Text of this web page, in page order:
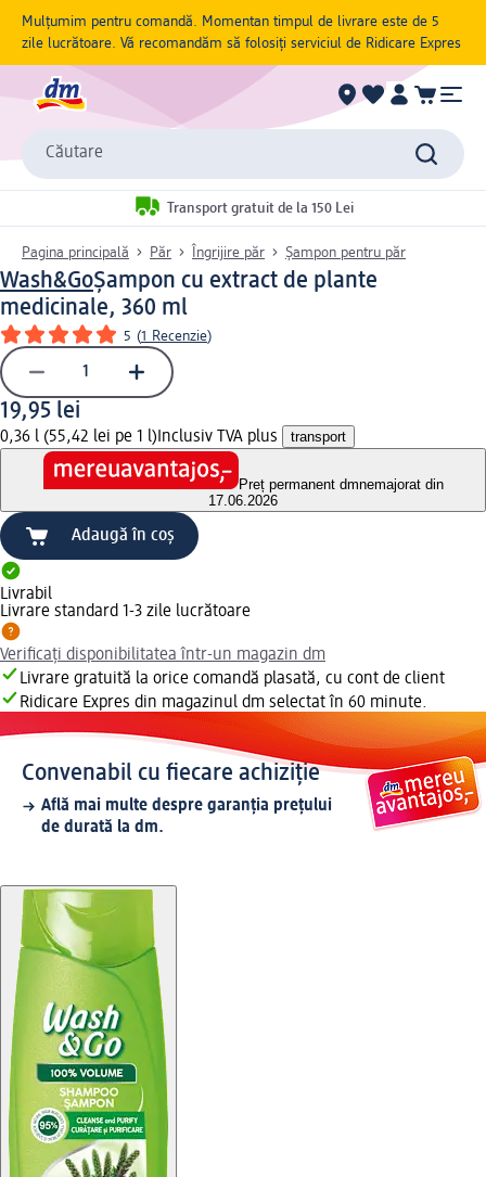
Mulțumim pentru comandă. Momentan timpul de livrare este de 5
zile lucrătoare. Vă recomandăm să folosiți serviciul de Ridicare Expres
Căutare
Transport gratuit de la 150 Lei
Pagina principală Păr Îngrijire păr Șampon pentru păr
Wash&GoȘampon cu extract de plante
medicinale, 360 ml
5 (1 Recenzie)
19,95 lei
0,36 l (55,42 lei pe 1 l) Inclusiv TVA plus transport
Preț permanent dmnemajorat din
17.06.2026
Adaugă în coș
Livrabil
Livrare standard 1-3 zile lucrătoare
Verificați disponibilitatea într-un magazin dm
Livrare gratuită la orice comandă plasată, cu cont de client
Ridicare Expres din magazinul dm selectat în 60 minute.
Convenabil cu fiecare achiziție
Află mai multe despre garanția prețului
de durată la dm.